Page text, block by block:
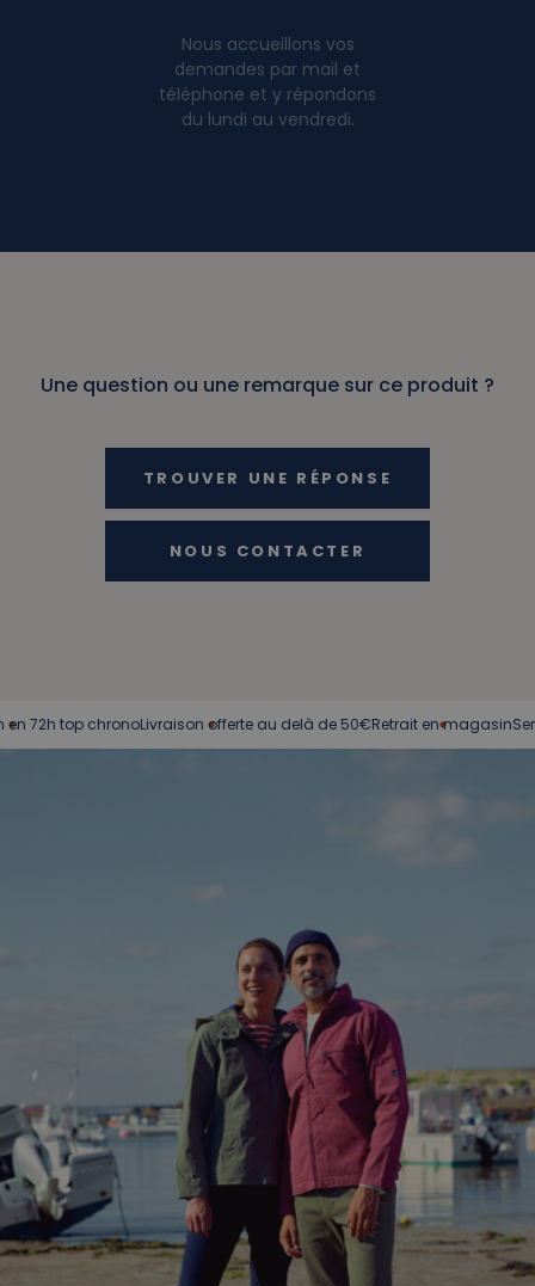
Nous accueillons vos
demandes par mail et
téléphone et y répondons
du lundi au vendredi.
Une question ou une remarque sur ce produit ?
TROUVER UNE RÉPONSE
NOUS CONTACTER
chronoLivraison offerte au delà de 50€Retrait en magasinService